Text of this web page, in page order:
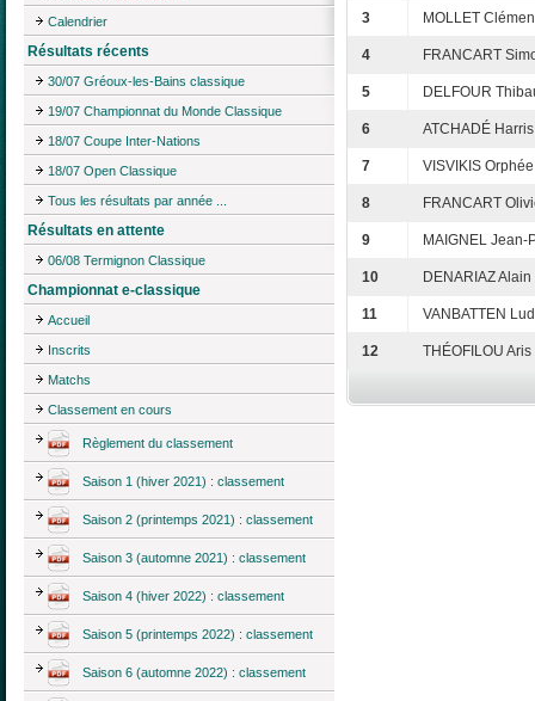
Calendrier
Résultats récents
30/07 Gréoux-les-Bains classique
19/07 Championnat du Monde Classique
18/07 Coupe Inter-Nations
18/07 Open Classique
Tous les résultats par année ...
Résultats en attente
06/08 Termignon Classique
Championnat e-classique
Accueil
Inscrits
Matchs
Classement en cours
Règlement du classement
Saison 1 (hiver 2021) : classement
Saison 2 (printemps 2021) : classement
Saison 3 (automne 2021) : classement
Saison 4 (hiver 2022) : classement
Saison 5 (printemps 2022) : classement
Saison 6 (automne 2022) : classement
3 MOLLET
4 FRANCART
5 DELFOUR
6 ATCHADÉ Harris
7 VISVIKIS Orphée
8 FRANCART
9 MAIGNEL Jean-
10 DENARIAZ Alain
11 VANBATTEN
12 THÉOFILOU Aris